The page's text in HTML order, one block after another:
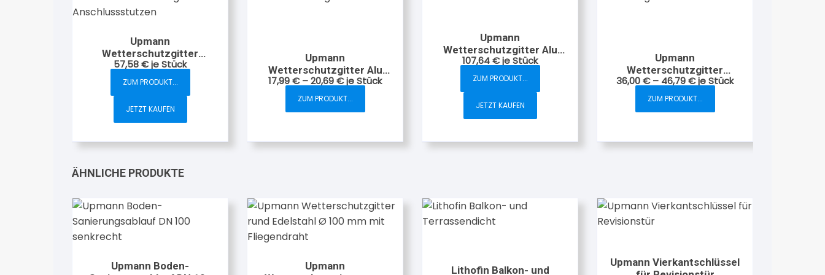
Upmann
Wetterschutzgitter
Edelstahl DN 100 eckig mit
Anschlussstutzen
57,58€je Stück
ZUM PRODUKT...
JETZT KAUFEN
Upmann
Wetterschutzgitter Alu
weiß mit Fliegendraht
17,99€–20,69€je Stück
ZUM PRODUKT...
Dieses
mehrere
Optionen
können
Produktseite
Upmann
Wetterschutzgitter Alu
silber 20 × 20 cm
107,64€je Stück
ZUM PRODUKT...
JETZT KAUFEN
Upmann
Wetterschutzgitter
Edelstahl gebürstet
36,00€– 46,79€je Stück
ZUM PRODUKT...
Dieses
mehrere
Optionen
Produktseite
ÄHNLICHE PRODUKTE
Upmann Boden-
Upmann
Lithofin Balkon- und
Upmann Vierkantschlüssel